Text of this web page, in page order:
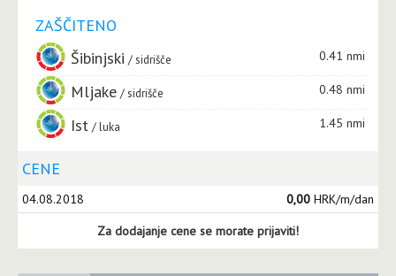
ZAŠČITENO
Šibinjski
sidrišče 0.41 nmi
Mljake sidrišče 0.48 nmi
Ist luka 1.45 nmi
CENE
04.08.2018 0,00 HRK/m/dan
Za dodajanje cene se morate prijaviti!